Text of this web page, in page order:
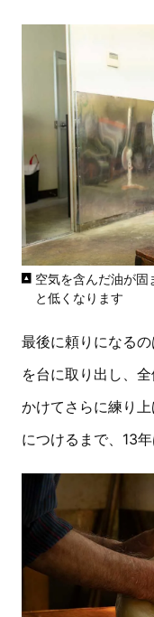
空気を含んだ油が固
と低くなります
最後に頼りになる
を台に取り出し、
かけてさらに練り
につけるまで、13